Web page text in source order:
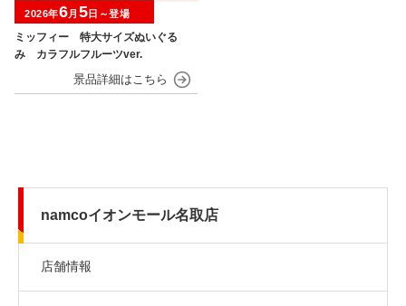
ミッフィー 特大サイズぬいぐる
み カラフルフルーツver.
2026年6月 5日～登場
namcoイオンモール名取店
店舗情報